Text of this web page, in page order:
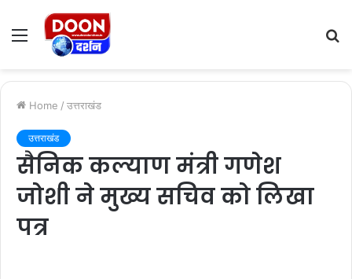
Menu
Home / उत्तराखंड
उत्तराखंड
सैनिक कल्याण मंत्री गणेश
जोशी ने मुख्य सचिव को लिखा
पत्र